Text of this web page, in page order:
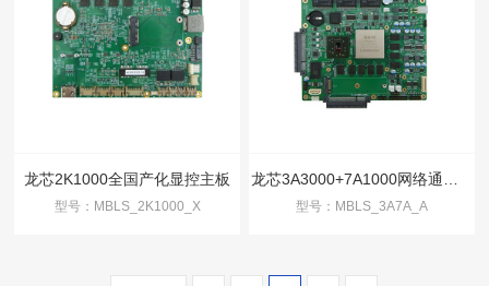
龙芯2K1000全国产化显控主板
型号：MBLS_2K1000_X 型号：MBLS_3A7A_A